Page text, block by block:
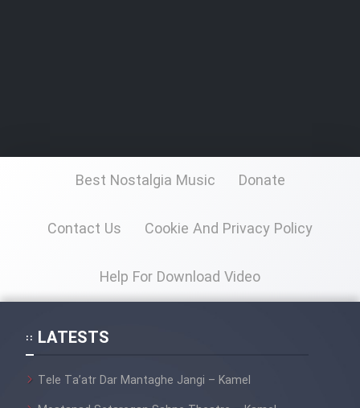
Best Nostalgia Music Donate
Contact Us Cookie And Privacy Policy
Help For Download Video
LATESTS
Tele Ta’atr Dar Mantaghe Jangi – Kamel